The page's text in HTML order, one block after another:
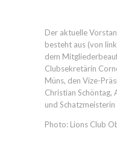
Der aktuelle
besteht aus (von
dem
Clubsekretärin
Müns, den Vize-
Christian Schöntag,
und
Photo: Lions Club